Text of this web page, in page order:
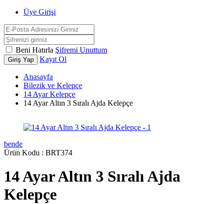
Üye Girişi
Beni Hatırla Şifremi Unuttum
Giriş Yap Kayıt Ol
Anasayfa
Bilezik ve Kelepçe
14 Ayar Kelepçe
14 Ayar Altın 3 Sıralı Ajda Kelepçe
bende
Ürün Kodu : BRT374
14 Ayar Altın 3 Sıralı Ajda
Kelepçe